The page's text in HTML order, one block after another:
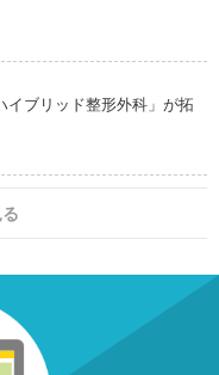
ブリッド整形外科」が拓